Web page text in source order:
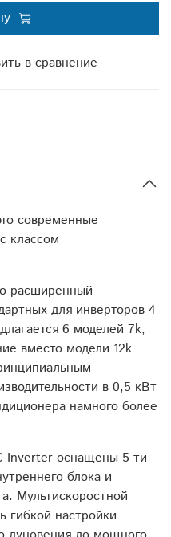
в сравнение
Dimmer, функция I
внешнего блока;
современные
классом
расширенный
для инверторов 4
6 моделей 7k,
вместо модели 12k
в 0,5 кВт
намного более
Inverter оснащены 5-ти
блока и
Мультискоростной
гибкой настройки